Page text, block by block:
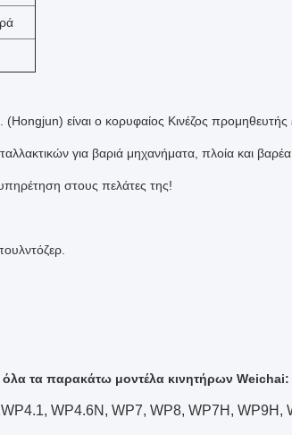
είναι ο κορυφαίος Κινέζος προμηθευτής
για βαριά μηχανήματα, πλοία και
στους πελάτες της!
τα παρακάτω μοντέλα κινητήρων Weichai:
WP4.6N, WP7, WP8, WP7H, WP9H,